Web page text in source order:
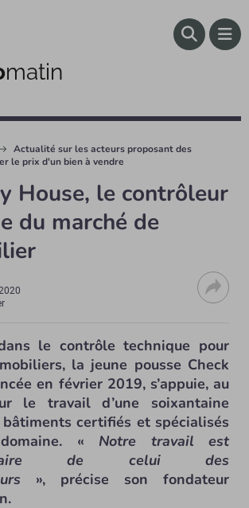
matin
Actualité sur les acteurs proposant des
le prix d'un bien à vendre
House, le contrôleur
du marché de
le contrôle technique pour
la jeune pousse Check
en février 2019, s’appuie, au
le travail d’une soixantaine
bâtiments certifiés et spécialisés
« Notre travail est
de celui des
», précise son fondateur